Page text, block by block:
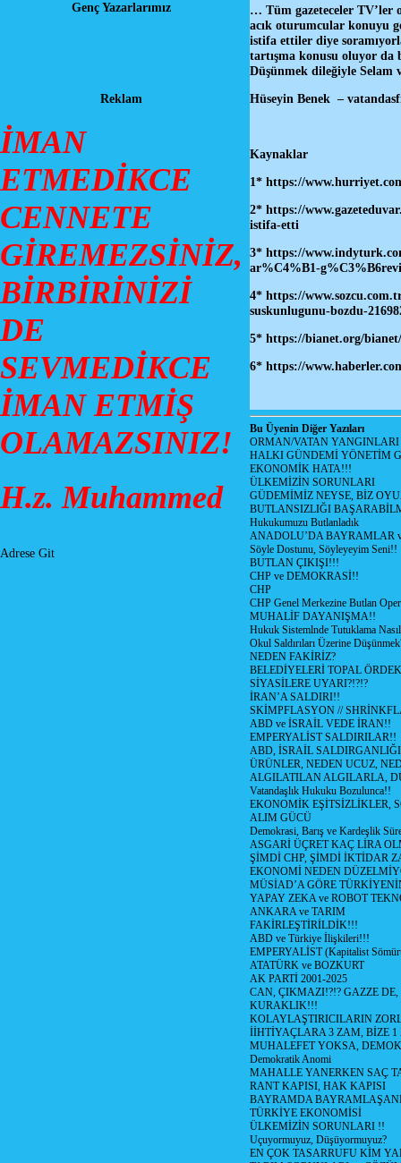
Genç Yazarlarımız
Reklam
İMAN
ETMEDİKCE
CENNETE
GİREMEZSİNİZ,
BİRBİRİNİZİ
DE
SEVMEDİKCE
İMAN ETMİŞ
OLAMAZSINIZ!
H.z. Muhammed
Adrese Git
… Tüm gazeteceler TV’ler
acık oturumcular konuyu
istifa ettiler diye
tartışma konusu oluyor
Düşünmek dileğiyle Selam
Hüseyin Benek –
Kaynaklar
1* https://
2* https://
istifa-etti
3* https://
ar%C4%B1-
4* https://
suskunlugunu-bozdu-
5* https://bianet.org/
6* https://
Bu Üyenin Diğer Yazıları
ORMAN/VATAN
HALKI GÜNDEMİ YÖNETİM
EKONOMİK HATA!!!
ÜLKEMİZİN SORUNLARI
GÜDEMİMİZ NEYSE, BİZ
BUTLANSIZLIĞI
Hukukumuzu Butlanladık
ANADOLU’DA BAYRAMLAR
Söyle Dostunu, Söyleyeyim Seni!!
BUTLAN ÇIKIŞI!!!
CHP ve DEMOKRASİ!!
CHP
CHP Genel Merkezine Butlan
MUHALİF DAYANIŞMA!!
Hukuk Sistemlnde Tutuklama
Okul Saldırıları Üzerine
NEDEN FAKİRİZ?
BELEDİYELERİ TOPAL
SİYASİLERE UYARI?!?!?
İRAN’A SALDIRI!!
SKİMPFLASYON //
ABD ve İSRAİL VEDE İRAN!!
EMPERYALİST SALDIRILAR!!
ABD, İSRAİL SALDIRGANLIĞI
ÜRÜNLER, NEDEN UCUZ,
ALGILATILAN ALGILARLA,
Vatandaşlık Hukuku Bozulunca!!
EKONOMİK EŞİTSİZLİKLER,
ALIM GÜCÜ
Demokrasi, Barış ve Kardeşlik
ASGARİ ÜÇRET KAÇ LİRA
ŞİMDİ CHP, ŞİMDİ İKTİDAR
EKONOMİ NEDEN
MÜSİAD’A GÖRE
YAPAY ZEKA ve ROBOT
ANKARA ve TARIM
FAKİRLEŞTİRİLDİK!!!
ABD ve Türkiye İlişkileri!!!
EMPERYALİST (Kapitalist
ATATÜRK ve BOZKURT
AK PARTİ 2001-2025
CAN, ÇIKMAZI!?!? GAZZE
KURAKLIK!!!
KOLAYLAŞTIRICILARIN
İİHTİYAÇLARA 3 ZAM, BİZE
MUHALEFET YOKSA,
Demokratik Anomi
MAHALLE YANERKEN SAÇ
RANT KAPISI, HAK KAPISI
BAYRAMDA
TÜRKİYE EKONOMİSİ
ÜLKEMİZİN SORUNLARI !!
Uçuyormuyuz, Düşüyormuyuz?
EN ÇOK TASARRUFU KİM